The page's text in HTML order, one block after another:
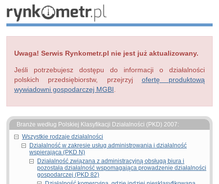
Uwaga! Serwis Rynkometr.pl nie jest już aktualizowany.
Jeśli potrzebujesz dostępu do informacji o działalności
polskich przedsiębiorstw, przejrzyj ofertę produktową
wywiadowni gospodarczej MGBI
Branże według Polskiej Klasyfikacji Działalności (PKD) 2007:
Wszystkie rodzaje działalności
Działalność w zakresie usług administrowania i działalność
wspierająca (PKD N)
Działalność związana z administracyjną obsługą biura i
pozostała działalność wspomagająca prowadzenie działalności
gospodarczej (PKD 82)